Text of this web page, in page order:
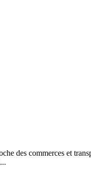
des commerces et